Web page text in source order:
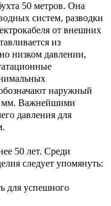
50 метров. Она
систем, разводки
от внешних
из
низком давлении,
наружный
мм. Важнейшими
давления для
50 лет. Среди
следует упомянуть:
для успешного